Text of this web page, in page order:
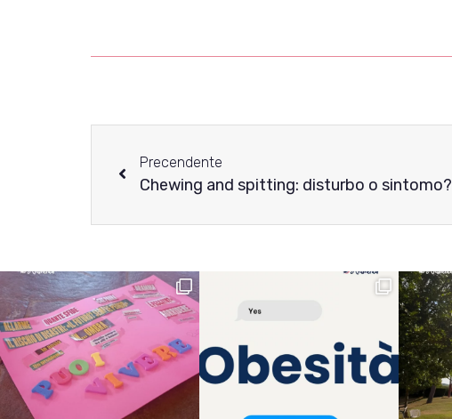
Precendente
Chewing and spitting: disturbo o sintomo?